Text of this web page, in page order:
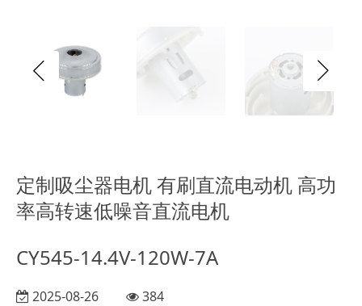
定制吸尘器电机 有刷直流电动机 高功
率高转速低噪音直流电机
CY545-14.4V-120W-7A
2025-08-26 384